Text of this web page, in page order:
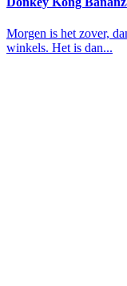
Morgen is het zover,
winkels. Het is dan...